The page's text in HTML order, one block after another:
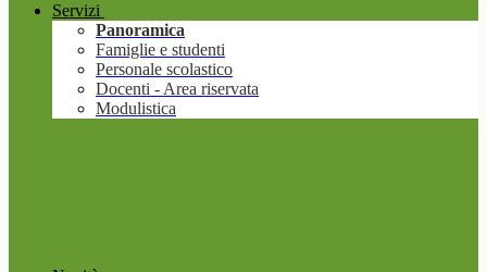
Servizi
Panoramica
Famiglie e studenti
Personale scolastico
Docenti - Area riservata
Modulistica